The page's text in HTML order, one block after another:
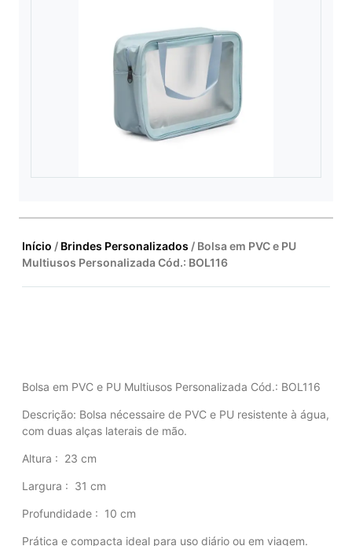
Início / Brindes Personalizados / Bolsa em PVC e PU
Multiusos Personalizada Cód.: BOL116
Bolsa em PVC e PU Multiusos Personalizada Cód.: BOL116
Descrição: Bolsa nécessaire de PVC e PU resistente à água,
com duas alças laterais de mão.
Altura : 23 cm
Largura : 31 cm
Profundidade : 10 cm
Prática e compacta ideal para uso diário ou em viagem.